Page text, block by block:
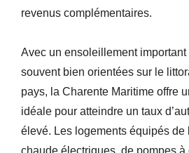
revenus complémentaires.
Avec un ensoleillement important
souvent bien orientées sur le
pays, la Charente Maritime offre
idéale pour atteindre un taux
élevé. Les logements équipés de
chaude électriques, de pompes à